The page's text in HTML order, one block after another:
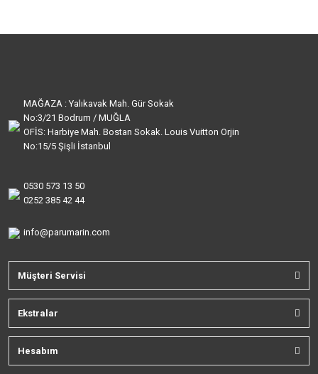
MAĞAZA : Yalıkavak Mah. Gür Sokak
No:3/21 Bodrum / MUĞLA
OFİS: Harbiye Mah. Bostan Sokak. Louis Vuitton Orjin
No:15/5 Şişli İstanbul
0530 573 13 50
0252 385 42 44
info@parumarin.com
Müşteri Servisi
Ekstralar
Hesabım